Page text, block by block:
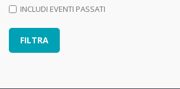
INCLUDI EVENTI PASSATI